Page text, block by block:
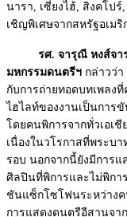
นารา, เซี่ยงไฮ้, สิงคโป
เชิญพิเศษจากสหรัฐอเม
รศ. จารุณี หงส์จา
มหกรรมดนตรีฯ กล่าวว่
กับการถ่ายทอดบทเพลง
ไฮไลท์ของงานเป็นการขั
โดยคนพิการจากทั่วเอเ
เนื่องในวโรกาสที่พระบ
รอบ นอกจากนี้ยังมีการแ
ศิลปินที่พิการและไม่พิกา
ชันแซ็กโซโฟนระหว่างค
การแสดงดนตรีอีสานจ